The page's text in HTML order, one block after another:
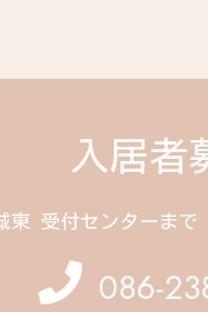
入居者
東 受付センターまで
086-